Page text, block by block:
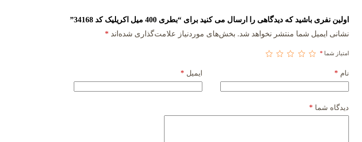
اولین نفری باشید که دیدگاهی را ارسال می کنید برای “بطری 400 میل اکريليک کد 34168”
نشانی ایمیل شما منتشر نخواهد شد. بخش‌های موردنیاز علامت‌گذاری شده‌اند *
امتیاز شما *
نام * ایمیل *
دیدگاه شما *